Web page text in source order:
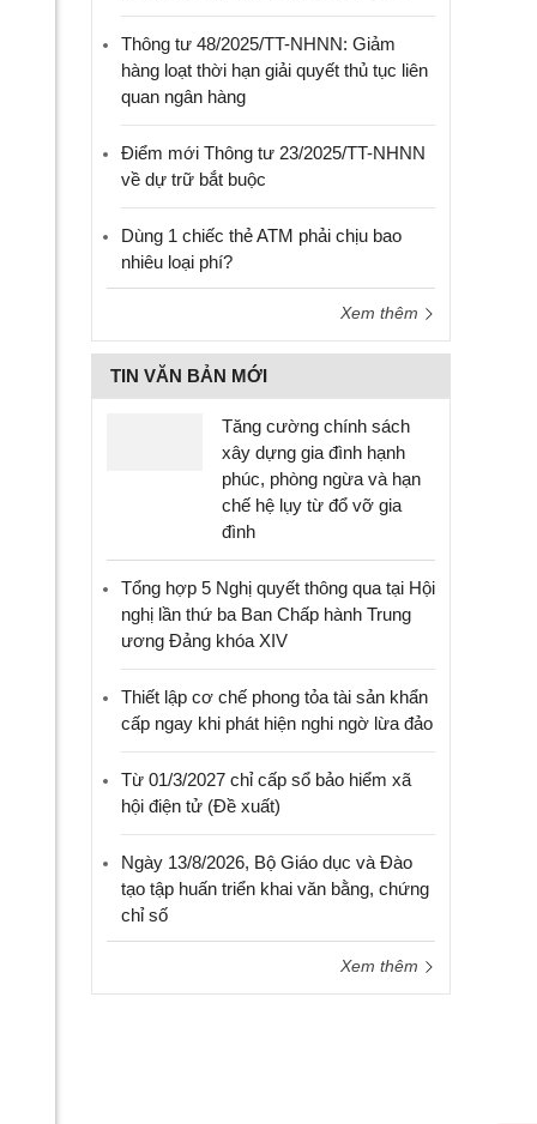
Thông tư 48/2025/TT-NHNN: Giảm
hàng loạt thời hạn giải quyết thủ tục liên
quan ngân hàng
Điểm mới Thông tư 23/2025/TT-NHNN
về dự trữ bắt buộc
Dùng 1 chiếc thẻ ATM phải chịu bao
nhiêu loại phí?
Xem thêm
TIN VĂN BẢN MỚI
Tăng cường chính sách
xây dựng gia đình hạnh
phúc, phòng ngừa và hạn
chế hệ lụy từ đổ vỡ gia
đình
Tổng hợp 5 Nghị quyết thông qua tại Hội
nghị lần thứ ba Ban Chấp hành Trung
ương Đảng khóa XIV
Thiết lập cơ chế phong tỏa tài sản khẩn
cấp ngay khi phát hiện nghi ngờ lừa đảo
Từ 01/3/2027 chỉ cấp sổ bảo hiểm xã
hội điện tử (Đề xuất)
Ngày 13/8/2026, Bộ Giáo dục và Đào
tạo tập huấn triển khai văn bằng, chứng
chỉ số
Xem thêm